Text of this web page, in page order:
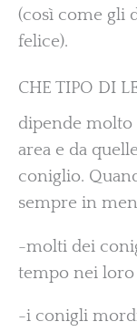
(così come gli
felice).
CHE TIPO DI
dipende molto
area e da
coniglio.
sempre in
-molti dei
tempo nei
-i conigli